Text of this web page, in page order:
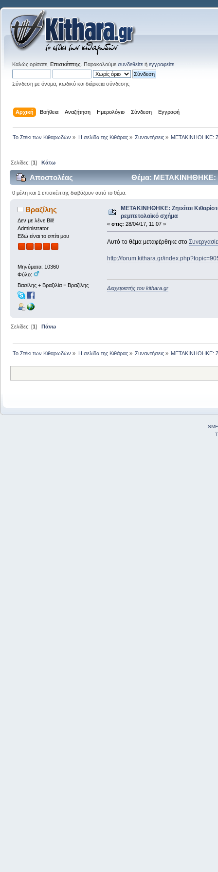
Καλώς ορίσατε, Επισκέπτης . Παρακαλούμε συνδεθείτε ή εγγραφείτε
Σύνδεση με όνομα, κωδικό και διάρκεια σύνδεσης
Αρχική Βοήθεια Αναζήτηση Ημερολόγιο Σύνδεση Εγγραφή
Το Στέκι των Κιθαρωδών » Η σελίδα της Κιθάρας» Συναντήσεις» ΜΕΤΑΚΙΝΗΘΗΚΕ:
Σελίδες: [1]Κάτω
Αποστολέας
Θέμα: ΜΕΤΑΚΙΝΗΘΗΚΕ:
24517 φορές)
0 μέλη και 1 επισκέπτης διαβάζουν αυτό το θέμα.
Βραζίλης
Δεν με λένε Bill!
Administrator
Εδώ είναι το σπίτι μου
Μηνύματα: 10360
Φύλο:
Βασίλης + Βραζιλία = Βραζίλης
ΜΕΤΑΚΙΝΗΘΗΚΕ: Ζητείται
ρεμπετολαϊκό σχήμα
« στις: 28/04/17, 11:07 »
Αυτό το θέμα μεταφέρθηκε στο
http://forum.kithara.gr/
Διαχειριστής του kithara.gr
Σελίδες: [1]Πάνω
Το Στέκι των Κιθαρωδών » Η σελίδα της Κιθάρας» Συναντήσεις» ΜΕΤΑΚΙΝΗΘΗΚΕ: